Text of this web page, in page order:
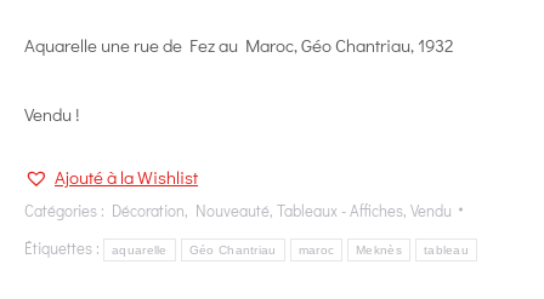
Aquarelle une rue de Fez au Maroc, Géo Chantriau, 1932
Vendu !
Ajouté à la Wishlist
Catégories : Décoration, Nouveauté, Tableaux - Affiches, Vendu
Étiquettes :
aquarelle Géo Chantriau maroc Meknès tableau